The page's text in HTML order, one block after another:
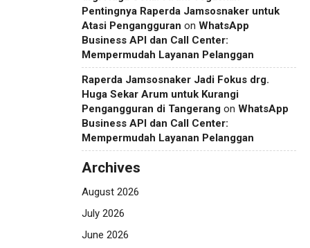
Pentingnya Raperda Jamsosnaker untuk
Atasi Pengangguran on WhatsApp
Business API dan Call Center:
Mempermudah Layanan Pelanggan
Raperda Jamsosnaker Jadi Fokus drg.
Huga Sekar Arum untuk Kurangi
Pengangguran di Tangerang on WhatsApp
Business API dan Call Center:
Mempermudah Layanan Pelanggan
Archives
August 2026
July 2026
June 2026